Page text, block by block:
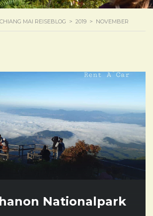
CHIANG MAI REISEBLOG > 2019 > NOVEMBER
Nationalpark